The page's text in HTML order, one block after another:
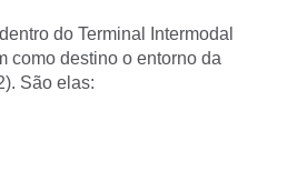
do Terminal Intermodal
como destino o entorno da
São elas: